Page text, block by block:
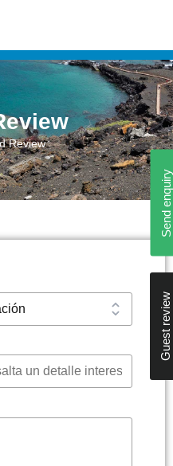
Review
Send enquiry
Guest review